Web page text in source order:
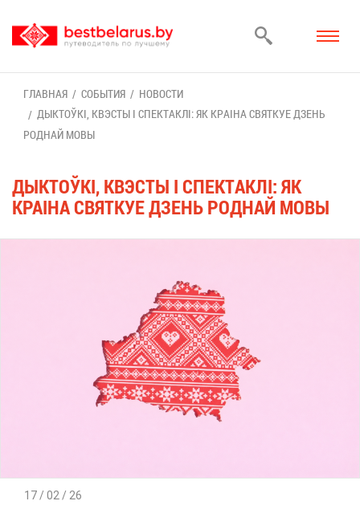
ГЛАВ­НАЯ СО­БЫ­ТИЯ
НО­ВО­СТИ
ДЫ­КТОЎКІ, КВЭ­С­ТЫ І СПЕК­ТАКЛІ: ЯК КРАІНА СВЯТ­КУЕ ДЗЕНЬ
РОД­НАЙ МО­ВЫ
ДЫ­КТОЎКІ, КВЭ­С­ТЫ І СПЕК­ТАКЛІ: ЯК
КРАІНА СВЯТ­КУЕ ДЗЕНЬ РОД­НАЙ МО­ВЫ
17 / 02 / 26